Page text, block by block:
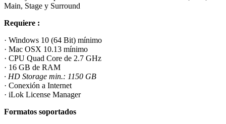
Main, Stage y Surround
Requiere :
· Windows 10 (64 Bit) mínimo
· Mac OSX 10.13 mínimo
· CPU Quad Core de 2.7 GHz
· 16 GB de RAM
· HD Storage min.: 1150 GB
· Conexión a Internet
· iLok License Manager
Formatos soportados